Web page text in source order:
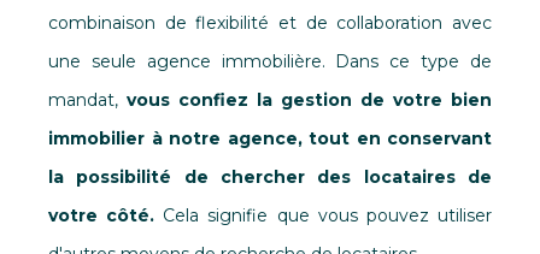
combinaison de flexibilité et de collaboration avec
une seule agence immobilière. Dans ce type de
mandat, vous confiez la gestion de votre bien
immobilier à notre agence, tout en conservant
la possibilité de chercher des locataires de
votre côté. Cela signifie que vous pouvez utiliser